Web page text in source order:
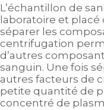
L’échantillon de
laboratoire et
séparer les
centrifugation
d’autres
sanguin. Une fois
autres facteurs de
petite quantité de
concentré de